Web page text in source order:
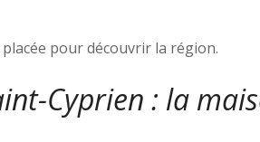
pour découvrir la région.
Cyprien : la